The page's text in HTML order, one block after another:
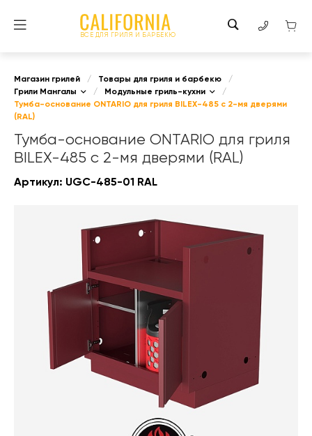
ВСЕ ДЛЯ ГРИЛЯ И БАРБЕКЮ
Магазин грилей / Товары для гриля и барбекю
/
Грили Мангалы
/ Модульные гриль-кухни
/
Тумба-основание ONTARIO для гриля BILEX-485 с 2-мя дверями
(RAL)
Тумба-основание ONTARIO для гриля
BILEX-485 с 2-мя дверями (RAL)
Артикул: UGC-485-01 RAL